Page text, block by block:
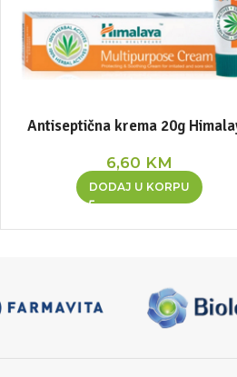
Antiseptična krema 20g
6,60 KM
DODAJ U KORPU